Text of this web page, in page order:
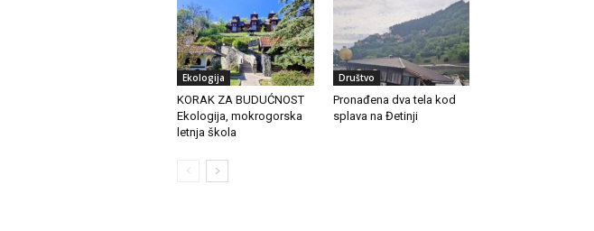
Ekologija
KORAK ZA BUDUĆNOST
Ekologija, mokrogorska
letnja škola
Društvo
Pronađena dva tela kod
splava na Đetinji